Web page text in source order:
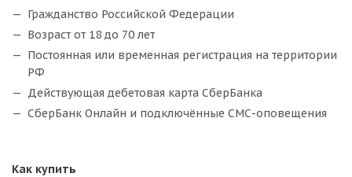
Гражданство Российской Федерации
Возраст от 18 до 70 лет
Постоянная или временная регистрация на территории
РФ
Действующая дебетовая карта СберБанка
СберБанк Онлайн и подключённые СМС-оповещения
Как купить